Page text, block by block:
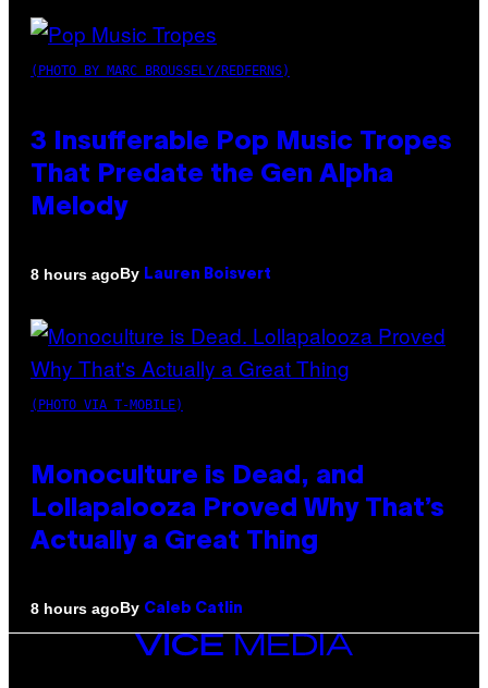
(PHOTO BY MARC BROUSSELY/REDFERNS)
3 Insufferable Pop Music Tropes
That Predate the Gen Alpha
Melody
8 hours agoBy Lauren Boisvert
(PHOTO VIA T-MOBILE)
Monoculture is Dead, and
Lollapalooza Proved Why That’s
Actually a Great Thing
8 hours agoBy Caleb Catlin
VICE